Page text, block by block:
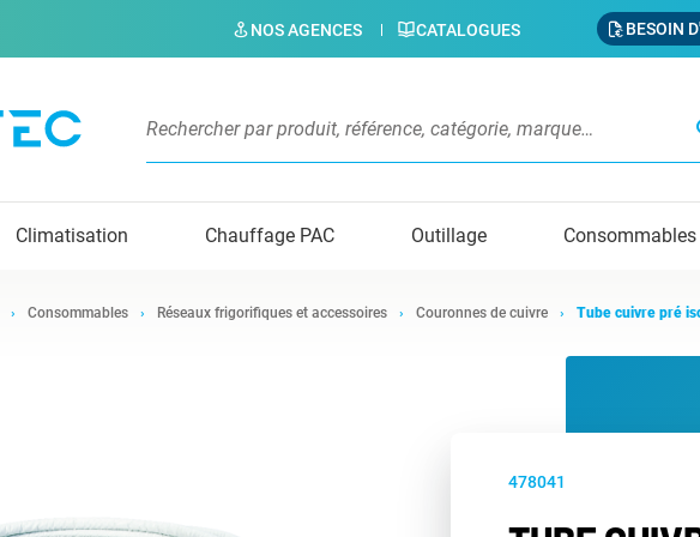
NOS AGENCES CATALOGUES BESOIN
Climatisation Chauffage PAC Outillage Consommables
Consommables Réseaux frigorifiques et accessoires Couronnes de cuivre Tube cuivre pré
478041